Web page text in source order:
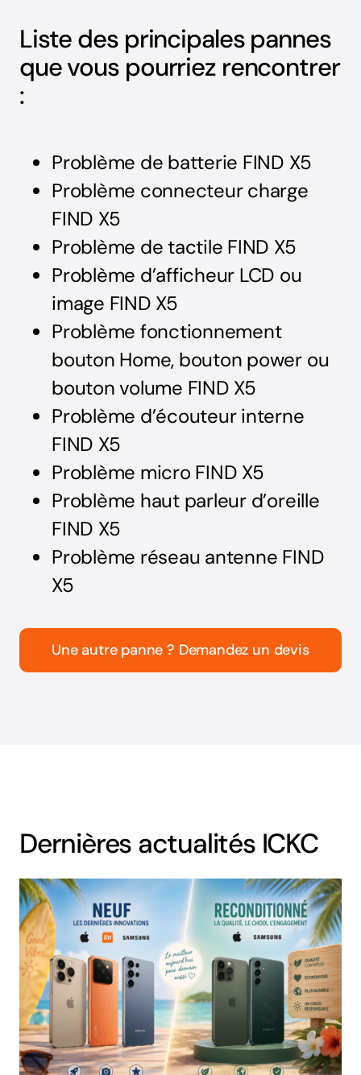
Liste des principales pannes
que vous pourriez rencontrer
:
Problème de batterie FIND X5
Problème connecteur charge
FIND X5
Problème de tactile FIND X5
Problème d’afficheur LCD ou
image FIND X5
Problème fonctionnement
bouton Home, bouton power ou
bouton volume FIND X5
Problème d’écouteur interne
FIND X5
Problème micro FIND X5
Problème haut parleur d’oreille
FIND X5
Problème réseau antenne FIND
X5
Une autre panne ? Demandez un devis
Dernières actualités ICKC